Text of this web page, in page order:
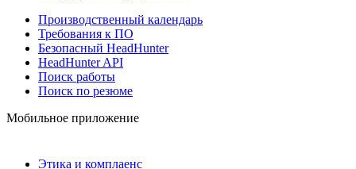
Производственный календарь
Требования к ПО
Безопасный HeadHunter
HeadHunter API
Поиск работы
Поиск по резюме
Мобильное приложение
Этика и комплаенс